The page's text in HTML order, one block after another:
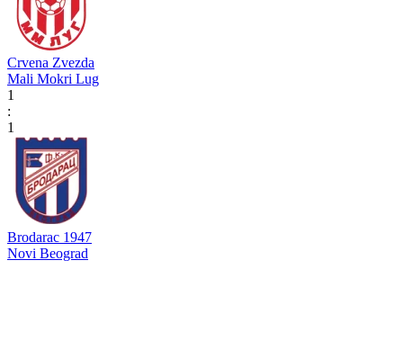
Crvena Zvezda
Mali Mokri Lug
1
:
1
Brodarac 1947
Novi Beograd